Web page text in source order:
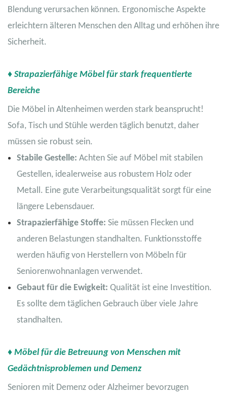
Blendung verursachen können. Ergonomische Aspekte
erleichtern älteren Menschen den Alltag und erhöhen ihre
Sicherheit.
♦ Strapazierfähige Möbel für stark frequentierte
Bereiche
Die Möbel in Altenheimen werden stark beansprucht!
Sofa, Tisch und Stühle werden täglich benutzt, daher
müssen sie robust sein.
Stabile Gestelle: Achten Sie auf Möbel mit stabilen
Gestellen, idealerweise aus robustem Holz oder
Metall. Eine gute Verarbeitungsqualität sorgt für eine
längere Lebensdauer.
Strapazierfähige Stoffe: Sie müssen Flecken und
anderen Belastungen standhalten. Funktionsstoffe
werden häufig von Herstellern von Möbeln für
Seniorenwohnanlagen verwendet.
Gebaut für die Ewigkeit: Qualität ist eine Investition.
Es sollte dem täglichen Gebrauch über viele Jahre
standhalten.
♦ Möbel für die Betreuung von Menschen mit
Gedächtnisproblemen und Demenz
Senioren mit Demenz oder Alzheimer bevorzugen